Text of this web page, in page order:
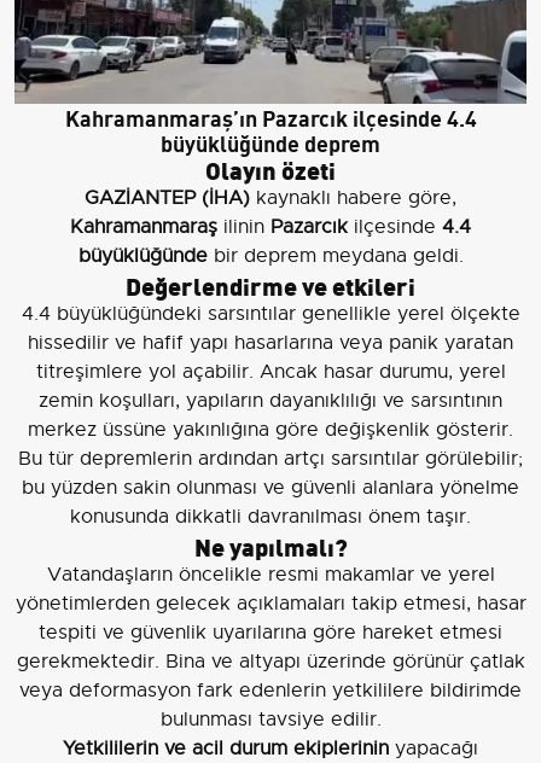
Kahramanmaraş’ın Pazarcık ilçesinde 4.4
büyüklüğünde deprem
Olayın özeti
GAZİANTEP (İHA) kaynaklı habere göre,
Kahramanmaraş ilinin Pazarcıkilçesinde 4.4
büyüklüğündebir deprem meydana geldi.
Değerlendirme ve etkileri
4.4 büyüklüğündeki sarsıntılar genellikle yerel ölçekte
hissedilir ve hafif yapı hasarlarına veya panik yaratan
titreşimlere yol açabilir. Ancak hasar durumu, yerel
zemin koşulları, yapıların dayanıklılığı ve sarsıntının
merkez üssüne yakınlığına göre değişkenlik gösterir.
Bu tür depremlerin ardından artçı sarsıntılar görülebilir;
bu yüzden sakin olunması ve güvenli alanlara yönelme
konusunda dikkatli davranılması önem taşır.
Ne yapılmalı?
Vatandaşların öncelikle resmi makamlar ve yerel
yönetimlerden gelecek açıklamaları takip etmesi, hasar
tespiti ve güvenlik uyarılarına göre hareket etmesi
gerekmektedir. Bina ve altyapı üzerinde görünür çatlak
veya deformasyon fark edenlerin yetkililere bildirimde
bulunması tavsiye edilir.
Yetkililerin ve acil durum ekiplerinin yapacağı